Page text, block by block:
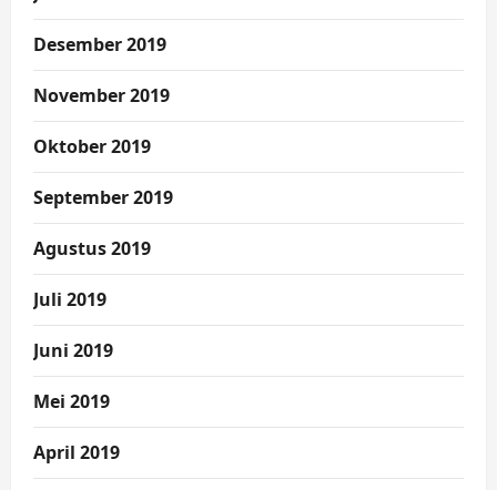
Desember 2019
November 2019
Oktober 2019
September 2019
Agustus 2019
Juli 2019
Juni 2019
Mei 2019
April 2019